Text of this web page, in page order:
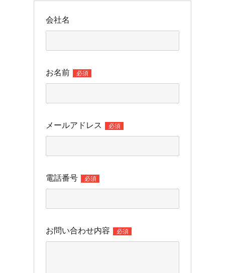
会社名
お名前 必須
メールアドレス 必須
電話番号 必須
お問い合わせ内容 必須